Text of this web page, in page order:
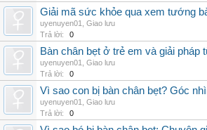
Giải mã sức khỏe qua xem tướng
uyenuyen01
Giao lưu
Trả lời:
0
Bàn chân bẹt ở trẻ em và giải pháp
uyenuyen01
Giao lưu
Trả lời:
0
Vì sao con bị bàn chân bẹt? Góc
uyenuyen01
Giao lưu
Trả lời:
0